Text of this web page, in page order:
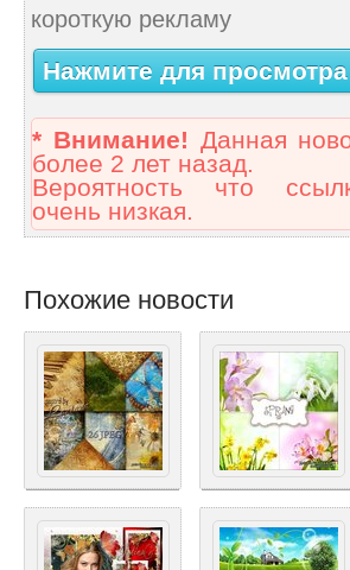
короткую рекламу
Нажмите для просмотра
* Внимание! Данная
более 2 лет назад.
Вероятность что
очень низкая.
Похожие новости